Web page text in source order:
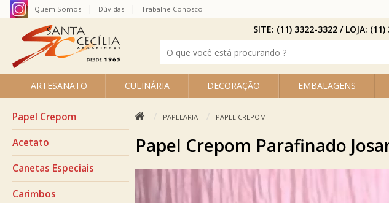
Quem Somos Dúvidas Trabalhe Conosco
ARTESANATO CULINÁRIA DECORAÇÃO EMBALAGENS
SITE: (11) 3322-3322 / LOJA:
Papel Crepom
Acetato
Canetas Especiais
Carimbos
PAPELARIA PAPEL CREPOM
Papel Crepom Parafinado